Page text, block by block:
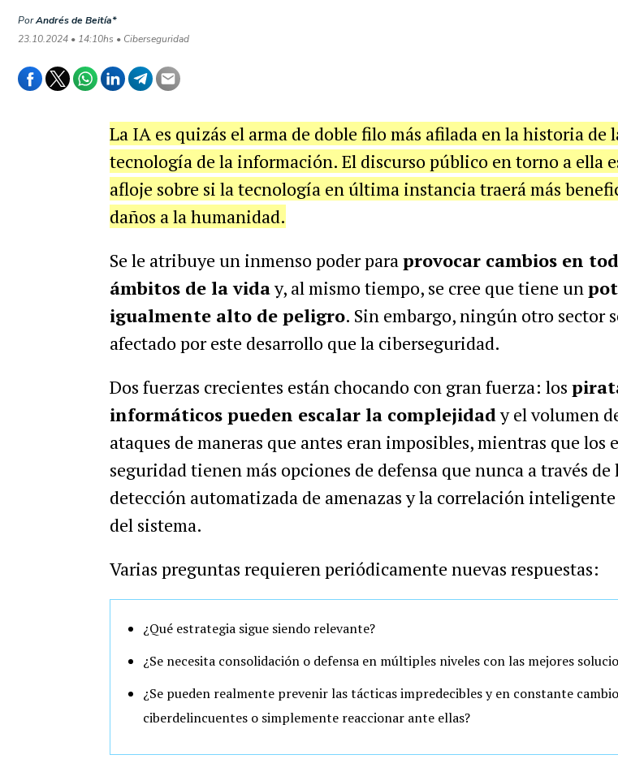
PorAndrés de Beitía*
23.10.2024 • 14:10hs • Ciberseguridad
La IA es quizás el arma de doble filo más afilada en la historia de
tecnología de la información. El discurso público en torno a ella
afloje sobre si la tecnología en última instancia traerá más
daños a la humanidad.
Se le atribuye un inmenso poder paraprovocar cambios en
ámbitos de la viday, al mismo tiempo, se cree que tiene un
igualmente alto de peligro. Sin embargo, ningún otro sector
afectado por este desarrollo que la ciberseguridad.
Dos fuerzas crecientes están chocando con gran fuerza: los
informáticos pueden escalar la complejidady el volumen
ataques de maneras que antes eran imposibles, mientras que los
seguridad tienen más opciones de defensa que nunca a través de
detección automatizada de amenazas y la correlación
del sistema.
Varias preguntas requieren periódicamente nuevas respuestas:
¿Qué estrategia sigue siendo relevante?
¿Se necesita consolidación o defensa en múltiples niveles con las mejores
¿Se pueden realmente prevenir las tácticas impredecibles y en constante
ciberdelincuentes o simplemente reaccionar ante ellas?